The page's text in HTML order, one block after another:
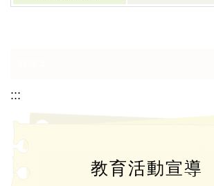
:::
教育活動宣導